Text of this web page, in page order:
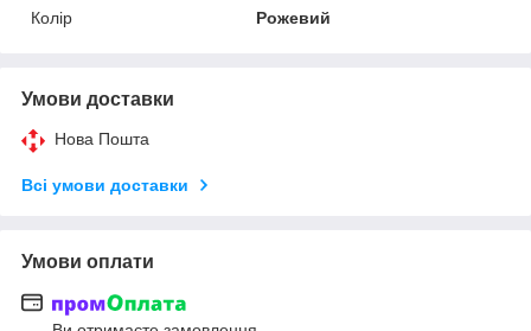
Колір
Рожевий
Умови доставки
Нова Пошта
Всі умови доставки
Умови оплати